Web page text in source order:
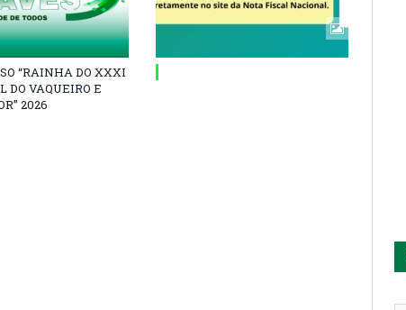
“RAINHA DO XXXI
DO VAQUEIRO E
2026